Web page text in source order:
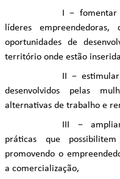
I − fomentar
líderes
oportunidades de
território onde estão
II −
desenvolvidos pelas
alternativas de trabalho e
III − ampliar
práticas que
promovendo o
a comercialização,